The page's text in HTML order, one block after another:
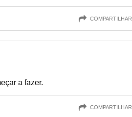
COMPARTILHAR
a fazer.
COMPARTILHAR